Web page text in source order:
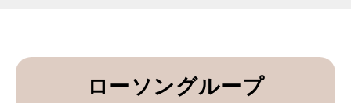
ローソングループ